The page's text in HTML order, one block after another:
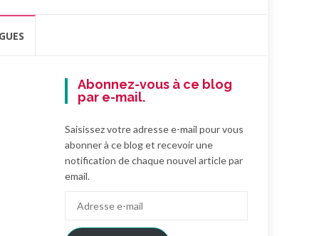
Abonnez-vous à ce blog
par e-mail.
Saisissez votre adresse e-mail pour vous
abonner à ce blog et recevoir une
notification de chaque nouvel article par
email.
mail